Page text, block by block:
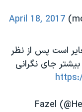
April 18, 2017
است پس از نظر
جای نگرانی